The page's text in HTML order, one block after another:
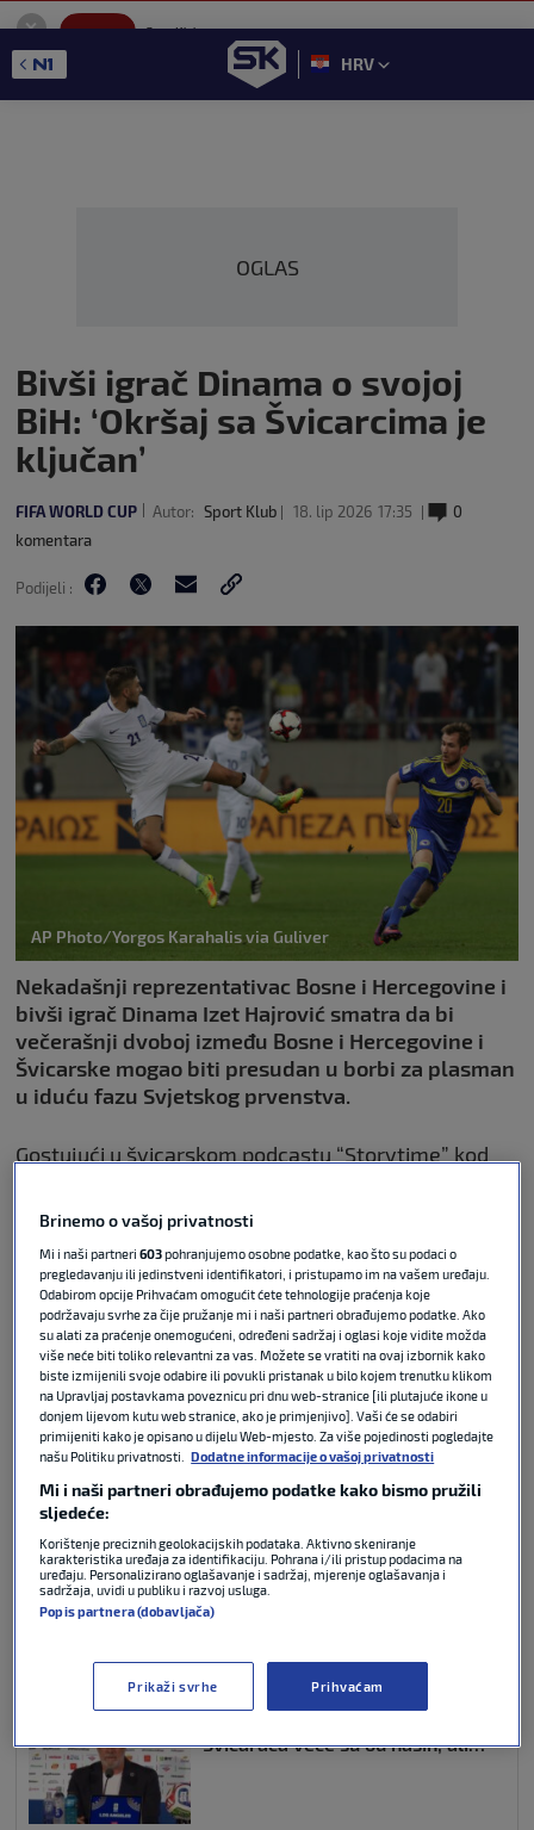
SportKlub
GET - On the Google Play
HRV
OGLAS
Bivši igrač Dinama o svojoj
BiH: ‘Okršaj sa Švicarcima je
ključan’
FIFA WORLD CUP Autor: Sport Klub 18. lip 2026 17:35
0
komentara
Podijeli :
AP Photo/Yorgos Karahalis via Guliver
Nekadašnji reprezentativac Bosne i Hercegovine i
bivši igrač Dinama Izet Hajrović smatra da bi
večerašnji dvoboj između Bosne i Hercegovine i
Švicarske mogao biti presudan u borbi za plasman
u iduću fazu Svjetskog prvenstva.
Gostujući u švicarskom podcastu “Storytime” kod
dosadašnje rezultate u skupini te iznio očekivanja
uoči večerašnjeg okršaja.
Švicarska ostala bez izbornika za
utakmicu protiv BiH?
FIFA WORLD CUP 18. lip 2026 1
N1: Švicarci strahuju od Džekinog
povratka
Švicaraca veće su od naših, ali…
Brinemo o vašoj privatnosti
Mi i naši partneri603pohranjujemo osobne podatke, kao što su podaci o
pregledavanju ili jedinstveni identifikatori, i pristupamo im na vašem uređaju.
Odabirom opcije Prihvaćam omogućit ćete tehnologije praćenja koje
podržavaju svrhe za čije pružanje mi i naši partneri obrađujemo podatke. Ako
su alati za praćenje onemogućeni, određeni sadržaj i oglasi koje vidite možda
više neće biti toliko relevantni za vas. Možete se vratiti na ovaj izbornik kako
biste izmijenili svoje odabire ili povukli pristanak u bilo kojem trenutku klikom
na Upravljaj postavkama poveznicu pri dnu web-stranice [ili plutajuće ikone u
donjem lijevom kutu web stranice, ako je primjenjivo]. Vaši će se odabiri
primijeniti kako je opisano u dijelu Web-mjesto. Za više pojedinosti pogledajte
našu Politiku privatnosti.
Dodatne informacije o vašoj privatnosti
Mi i naši partneri obrađujemo podatke kako bismo pružili
sljedeće:
Korištenje preciznih geolokacijskih podataka. Aktivno skeniranje
karakteristika uređaja za identifikaciju. Pohrana i/ili pristup podacima na
uređaju. Personalizirano oglašavanje i sadržaj, mjerenje oglašavanja i
sadržaja, uvidi u publiku i razvoj usluga.
Popis partnera (dobavljača)
Prikaži svrhe Prihvaćam